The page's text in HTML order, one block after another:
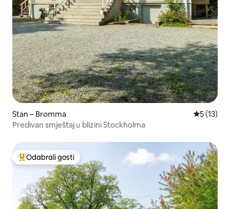
Stan – Bromma Prosječna
5 (13)
Predivan smještaj u blizini Stockholma
Među najviše rangiranima s oznakom „Odabrali gosti”
Odabrali gosti